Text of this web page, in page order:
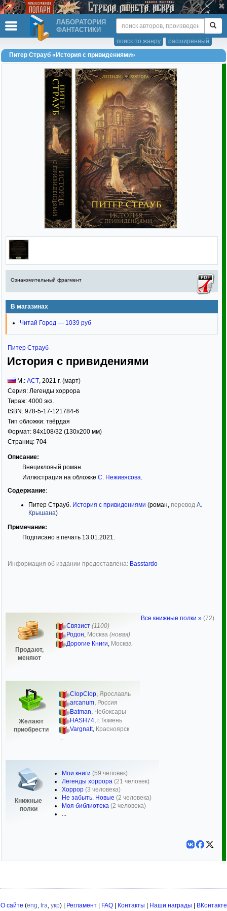
ЛАБОРАТОРИЯ
ФАНТАСТИКИ
расширенный
поиск по жанру
Питер Страуб «История с привидениями»
Ознакомительный фрагмент
В магазинах
Читай Город — 1039 руб
Питер Страуб
История с привидениями
М.: АСТ 2021 г. (март)
Серия: Легенды хоррора
Тираж: 4000 экз.
ISBN: 978-5-17-121784-6
Тип обложки: твёрдая
Формат: 84x108/32 (130x200 мм)
Страниц: 704
Описание:
Внецикловый роман.
Иллюстрация на обложке С. Неживясова
Содержание:
Питер Страуб. История с привидениями (роман, перевод А.
Крышана)
Примечание:
Подписано в печать 13.01.2021.
Информация об издании предоставлена: Basstardo
Продают,
меняют
Связист (1100)
Родон, Москва (новая)
Дорогие Книги Москва
Желают
приобрести
ClopClop, Ярославль
arcanum, Россия
Batman Чебоксары
HASH74, г.Тюмень
Vargnatt, Красноярск
Книжные
полки
Мои книги (59 человек)
Легенды хоррора (21 человек)
Хоррор (3 человека)
Не забыть. Новые (2 человека)
Моя библиотека (2 человека)
...
Все книжные полки » (72)
О сайте (eng, fra, укр) | Регламент| FAQ| Контакты Наши награды ВКонтакте